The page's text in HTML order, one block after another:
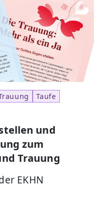
Taufe
und
zum
Trauung
EKHN